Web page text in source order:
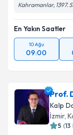
Kahramanlar, 1397.
En Yakın Saatler
10 Ağu
09:00
Prof.
Kalp
İzmir,
5 (13